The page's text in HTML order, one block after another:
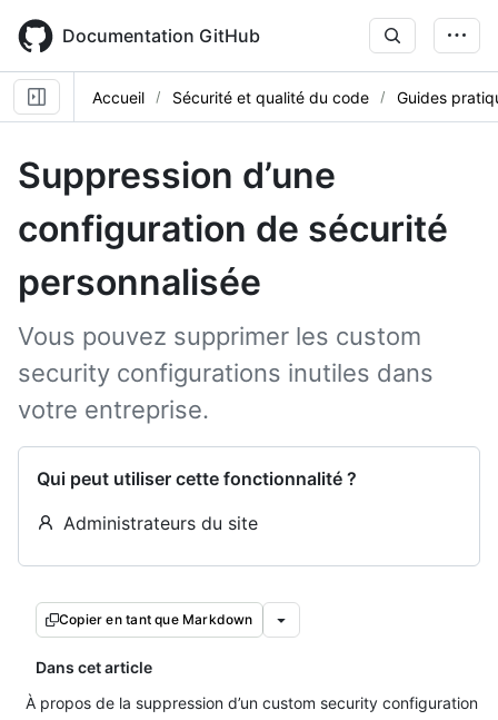
main
content
Documentation GitHub
Accueil Sécurité et qualité du code Guides
Suppression d’une
configuration de sécurité
personnalisée
Vous pouvez supprimer les custom
security configurations inutiles dans
votre entreprise.
Qui peut utiliser cette fonctionnalité ?
Administrateurs du site
Copier en tant que Markdown
Dans cet article
À propos de la suppression d’un custom security configuration